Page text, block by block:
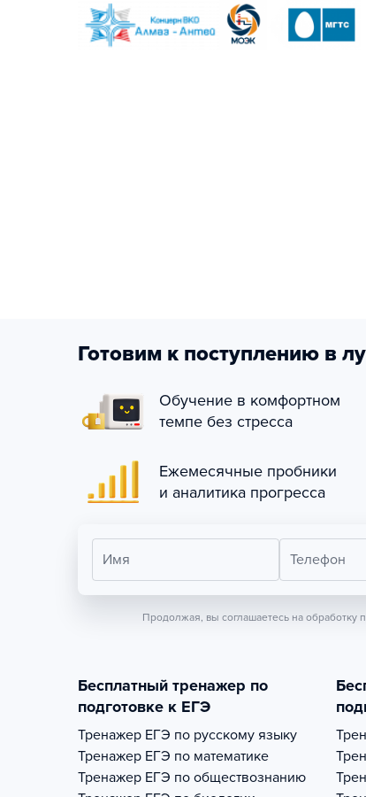
Готовим к поступлению в
Обучение в комфортном
темпе без стресса
Ежемесячные пробники
и аналитика прогресса
Имя Телефон
Продолжая, вы соглашаетесь на обработку
Бесплатный тренажер по
подготовке к ЕГЭ
Тренажер ЕГЭ по русскому языку
Тренажер ЕГЭ по математике
Тренажер ЕГЭ по обществознанию